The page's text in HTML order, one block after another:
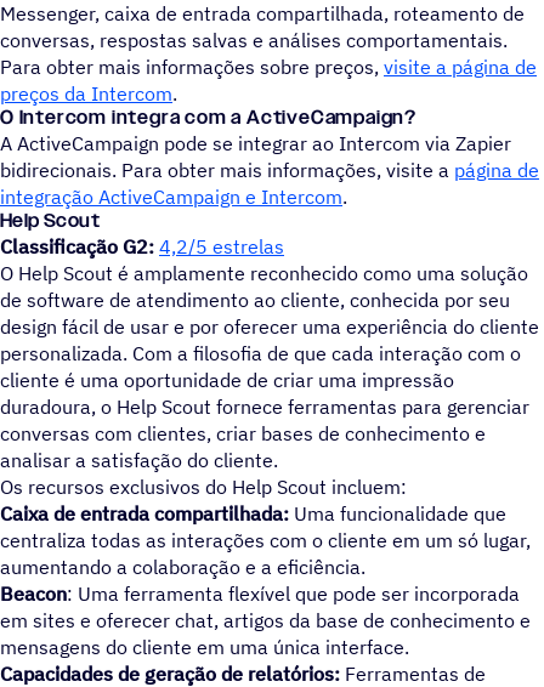
Messenger, caixa de entrada compartilhada, roteamento de
conversas, respostas salvas e análises comportamentais.
Para obter mais informações sobre preços, visite a página de
preços da Intercom.
O Intercom integra com a ActiveCampaign?
A ActiveCampaign pode se integrar ao Intercom via Zapier
bidirecionais. Para obter mais informações, visite a página de
integração ActiveCampaign e Intercom.
Help Scout
Classificação G2: 4,2/5 estrelas
O Help Scout é amplamente reconhecido como uma solução
de software de atendimento ao cliente, conhecida por seu
design fácil de usar e por oferecer uma experiência do cliente
personalizada. Com a filosofia de que cada interação com o
cliente é uma oportunidade de criar uma impressão
duradoura, o Help Scout fornece ferramentas para gerenciar
conversas com clientes, criar bases de conhecimento e
analisar a satisfação do cliente.
Os recursos exclusivos do Help Scout incluem:
Caixa de entrada compartilhada: Uma funcionalidade que
centraliza todas as interações com o cliente em um só lugar,
aumentando a colaboração e a eficiência.
Beacon: Uma ferramenta flexível que pode ser incorporada
em sites e oferecer chat, artigos da base de conhecimento e
mensagens do cliente em uma única interface.
Capacidades de geração de relatórios: Ferramentas de